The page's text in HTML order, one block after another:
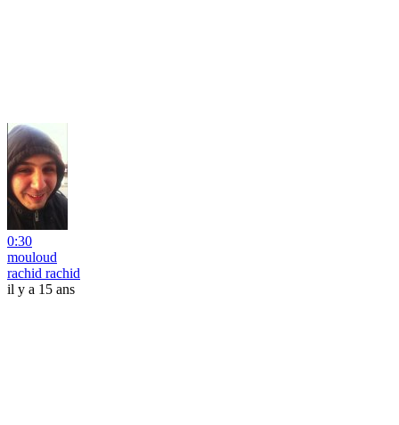
0:30
mouloud
rachid rachid
il y a 15 ans